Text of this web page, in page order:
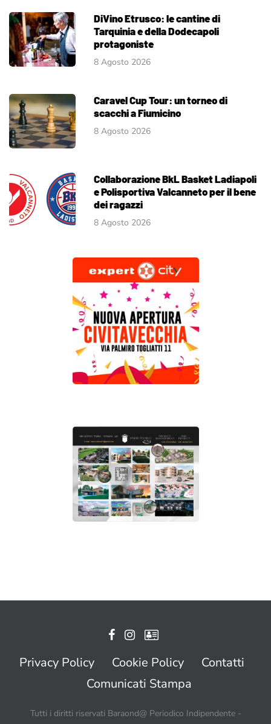
DiVino Etrusco: le cantine di
Tarquinia e della Dodecapoli
protagoniste
8 Agosto 2026
Caravel Cup Tour: un torneo di
scacchi a Fiumicino
8 Agosto 2026
Collaborazione BkL Basket Ladiapoli
e Polisportiva Valcanneto per il bene
dei ragazzi
8 Agosto 2026
Privacy Policy Cookie Policy
Contatti
Comunicati Stampa
Tutti i diritti riservati Baraond@ Periodico Indipendente -